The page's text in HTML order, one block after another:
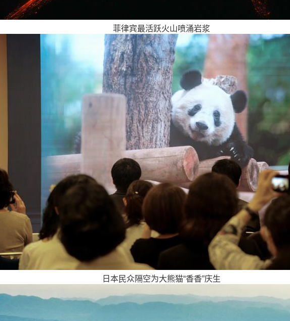
菲律宾最活跃火山喷涌岩浆
日本民众隔空为大熊猫“香香”庆生